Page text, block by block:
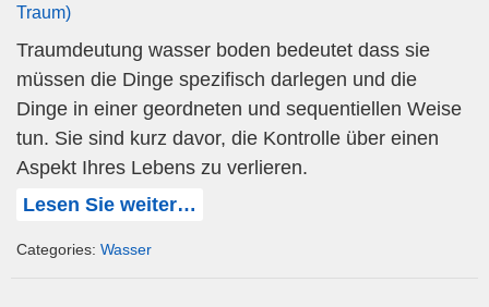
Traum)
Traumdeutung wasser boden bedeutet dass sie
müssen die Dinge spezifisch darlegen und die
Dinge in einer geordneten und sequentiellen Weise
tun. Sie sind kurz davor, die Kontrolle über einen
Aspekt Ihres Lebens zu verlieren.
Lesen Sie weiter…
Categories: Wasser